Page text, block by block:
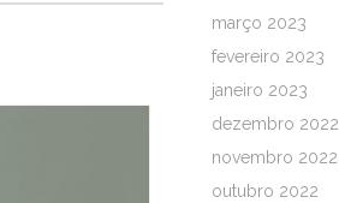
março 2023
fevereiro 2023
janeiro 2023
dezembro 2022
novembro 2022
outubro 2022